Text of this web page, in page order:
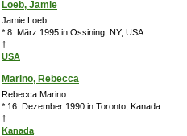
Loeb, Jamie
Jamie Loeb
* 8. März 1995 in Ossining, NY, USA
†
USA
Marino, Rebecca
Rebecca Marino
* 16. Dezember 1990 in Toronto, Kanada
†
Kanada